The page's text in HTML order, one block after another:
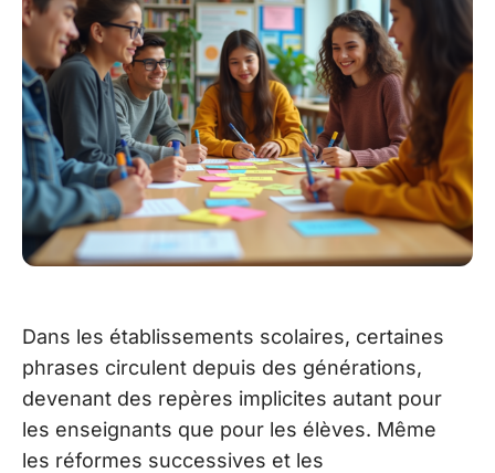
Dans les établissements scolaires, certaines
phrases circulent depuis des générations,
devenant des repères implicites autant pour
les enseignants que pour les élèves. Même
les réformes successives et les